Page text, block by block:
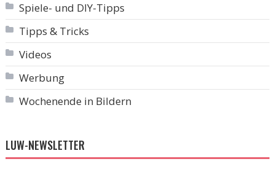
Spiele- und DIY-Tipps
Tipps & Tricks
Videos
Werbung
Wochenende in Bildern
LUW-NEWSLETTER